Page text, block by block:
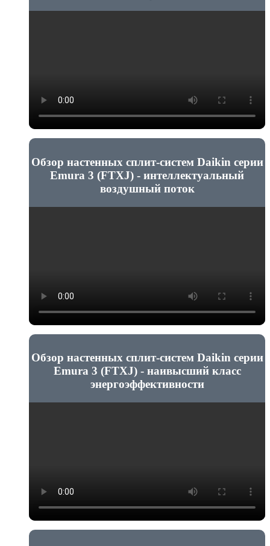
Обзор настенных сплит-систем Daikin серии
Emura 3 (FTXJ) - интеллектуальный
воздушный поток
Обзор настенных сплит-систем Daikin серии
Emura 3 (FTXJ) - наивысший класс
энергоэффективности